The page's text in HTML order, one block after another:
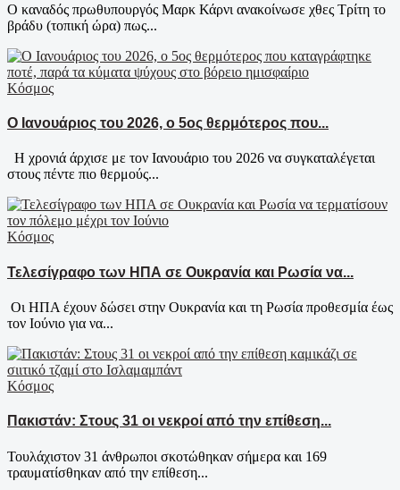
Ο καναδός πρωθυπουργός Μαρκ Κάρνι ανακοίνωσε χθες Τρίτη το
βράδυ (τοπική ώρα) πως...
Κόσμος
Ο Ιανουάριος του 2026, ο 5ος θερμότερος που...
Η χρονιά άρχισε με τον Ιανουάριο του 2026 να συγκαταλέγεται
στους πέντε πιο θερμούς...
Κόσμος
Τελεσίγραφο των ΗΠΑ σε Ουκρανία και Ρωσία να...
Οι ΗΠΑ έχουν δώσει στην Ουκρανία και τη Ρωσία προθεσμία έως
τον Ιούνιο για να...
Κόσμος
Πακιστάν: Στους 31 οι νεκροί από την επίθεση...
Τουλάχιστον 31 άνθρωποι σκοτώθηκαν σήμερα και 169
τραυματίσθηκαν από την επίθεση...